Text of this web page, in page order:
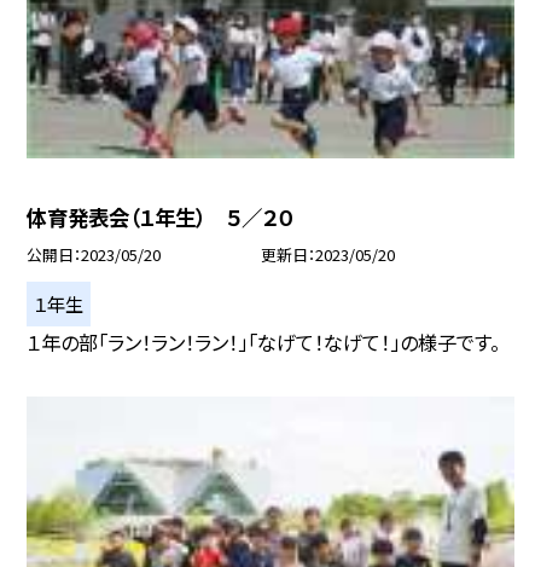
体育発表会（１年生） ５／２０
公開日 2023/05/20 更新日 2023/05/20
１年生
１年の部「ラン！ラン！ラン！」「なげて！なげて！」の様子です。